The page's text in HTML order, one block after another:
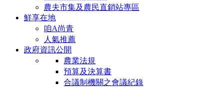
農夫市集及農民直銷站專區
鮮享在地
咱A尚青
人氣推薦
政府資訊公開
農業法規
預算及決算書
合議制機關之會議紀錄